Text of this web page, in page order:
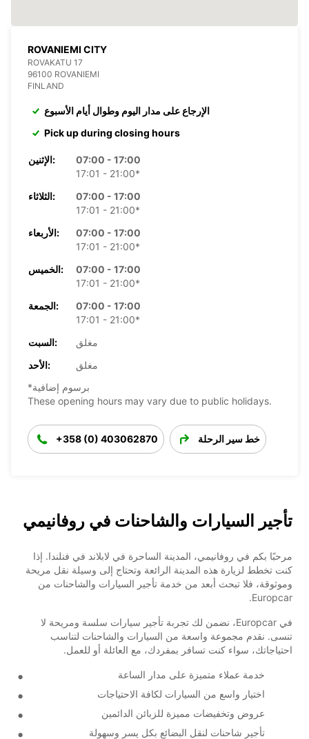
ROVANIEMI CITY
ROVAKATU 17
96100 ROVANIEMI
FINLAND
الإرجاع على مدار اليوم وطوال أيام الأسبوع
Pick up during closing hours
الإثنين:
07:00 - 17:00
17:01 - 21:00*
الثلاثاء:
07:00 - 17:00
17:01 - 21:00*
الأربعاء:
07:00 - 17:00
17:01 - 21:00*
الخميس:
07:00 - 17:00
17:01 - 21:00*
الجمعة:
07:00 - 17:00
17:01 - 21:00*
السبت:
مغلق
الأحد:
مغلق
*برسوم إضافية
These opening hours may vary due to public holidays.
+358 (0) 403062870 خط سير الرحلة
تأجير السيارات والشاحنات في روفانيمي
مرحبًا بكم في روفانيمي، المدينة الساحرة في لابلاند في فنلندا. إذا
كنت تخطط لزيارة هذه المدينة الرائعة وتحتاج إلى وسيلة نقل مريحة
وموثوقة، فلا تبحث أبعد من خدمة تأجير السيارات والشاحنات من
Europcar.
في Europcar، نضمن لك تجربة تأجير سيارات سلسة ومريحة لا
تنسى. نقدم مجموعة واسعة من السيارات والشاحنات لتناسب
احتياجاتك، سواء كنت تسافر بمفردك، مع العائلة أو للعمل.
خدمة عملاء متميزة على مدار الساعة
اختيار واسع من السيارات لكافة الاحتياجات
عروض وتخفيضات مميزة للزبائن الدائمين
تأجير شاحنات لنقل البضائع بكل يسر وسهولة